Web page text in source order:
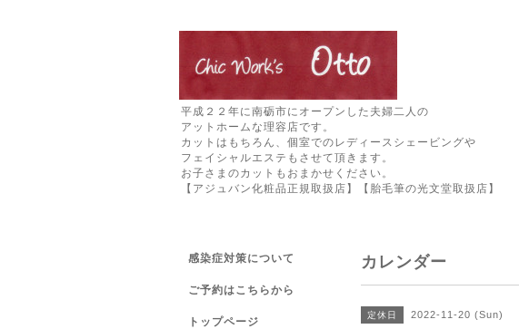
平成２２年に南砺市にオープンした夫婦二人の
アットホームな理容店です。
カットはもちろん、個室でのレディースシェービングや
フェイシャルエステもさせて頂きます。
お子さまのカットもおまかせください。
【アジュバン化粧品正規取扱店】【胎毛筆の光文堂取扱店】
カレンダー
定休日 2022-11-20 (Sun)
感染症対策について
ご予約はこちらから
トップページ